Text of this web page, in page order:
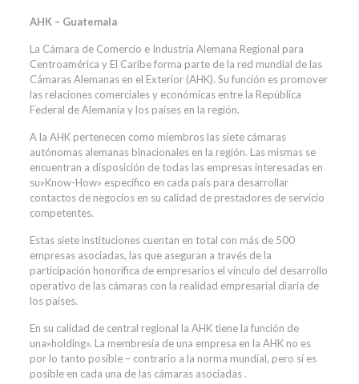
AHK – Guatemala
La Cámara de Comercio e Industria Alemana Regional para
Centroamérica y El Caribe forma parte de la red mundial de las
Cámaras Alemanas en el Exterior (AHK). Su función es promover
las relaciones comerciales y económicas entre la República
Federal de Alemania y los países en la región.
A la AHK pertenecen como miembros las siete cámaras
autónomas alemanas binacionales en la región. Las mismas se
encuentran a disposición de todas las empresas interesadas en
su»Know-How» específico en cada país para desarrollar
contactos de negocios en su calidad de prestadores de servicio
competentes.
Estas siete instituciones cuentan en total con más de 500
empresas asociadas, las que aseguran a través de la
participación honorífica de empresarios el vínculo del desarrollo
operativo de las cámaras con la realidad empresarial diaria de
los países.
En su calidad de central regional la AHK tiene la función de
una»holding». La membresía de una empresa en la AHK no es
por lo tanto posible – contrario a la norma mundial, pero sí es
posible en cada una de las cámaras asociadas .